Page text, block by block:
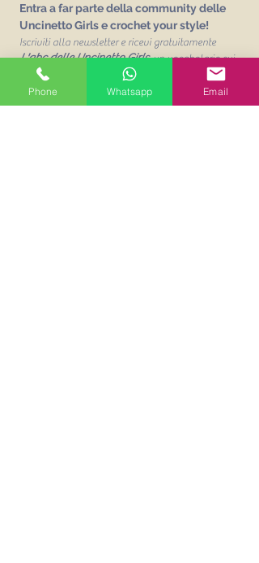
Entra a far parte della community delle
Uncinetto Girls e crochet your style!
Iscriviti alla newsletter e ricevi gratuitamente
L'abc delle Uncinetto Girls un vocabolario sui
punti base dell'uncinetto!
Email
Phone Whatsapp Email